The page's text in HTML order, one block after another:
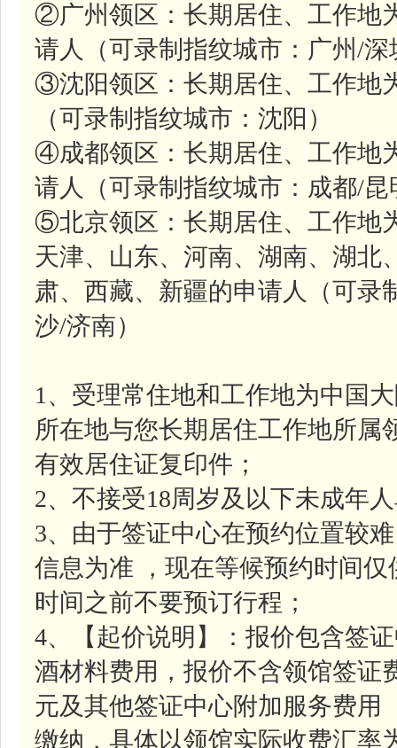
②广州领区：长期居住、工作地
请人（可录制指纹城市：广州/深
③沈阳领区：长期居住、工作地
（可录制指纹城市：沈阳）
④成都领区：长期居住、工作地
请人（可录制指纹城市：成都/昆
⑤北京领区：长期居住、工作地
天津、山东、河南、湖南、湖北
肃、西藏、新疆的申请人（可录
沙/济南）
1、受理常住地和工作地为中国
所在地与您长期居住工作地所属
有效居住证复印件；
2、不接受18周岁及以下未成年
3、由于签证中心在预约位置较
信息为准 ，现在等候预约时间
时间之前不要预订行程；
4、【起价说明】：报价包含签
酒材料费用，报价不含领馆签证
元及其他签证中心附加服务费用
缴纳，具体以领馆实际收费汇率